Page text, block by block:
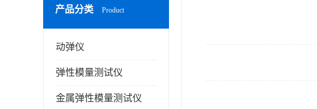
产品分类 Product
动弹仪
弹性模量测试仪
金属弹性模量测试仪